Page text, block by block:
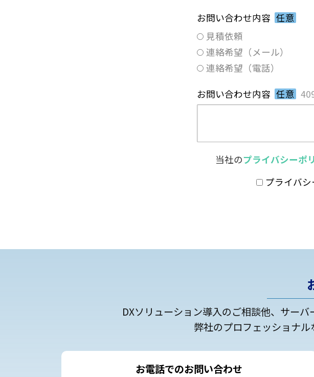
お問い合わせ内容 任意
見積依頼
連絡希望（メール）
連絡希望（電話）
お問い合わせ内容 任意
当社のプライバシーポ
プライバ
DXソリューション導入のご相談他、サーバ
弊社のプロフェッショナル
お電話でのお問い合わせ